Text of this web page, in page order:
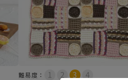
難易度：